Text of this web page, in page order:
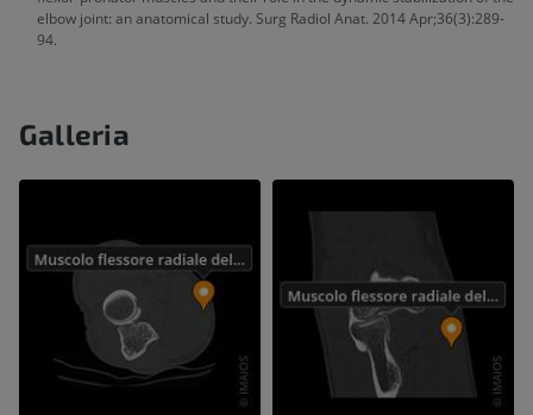
elbow joint: an anatomical study. Surg Radiol Anat. 2014 Apr;36(3):289-
94.
Galleria